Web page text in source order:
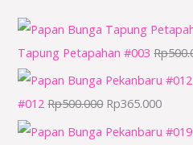
Tapung Petapahan #003 Rp
#012 Rp500.000 Rp365.000